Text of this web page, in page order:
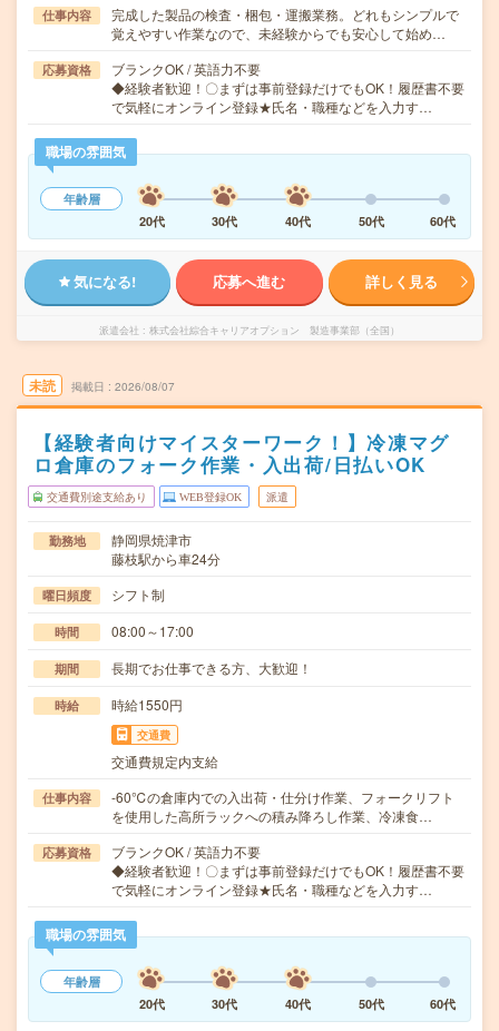
仕事内容
完成した製品の検査・梱包・運搬業務。どれもシンプルで
覚えやすい作業なので、未経験からでも安心して始め…
応募資格
ブランクOK / 英語力不要
◆経験者歓迎！〇まずは事前登録だけでもOK！履歴書不要
で気軽にオンライン登録★氏名・職種などを入力す…
職場の雰囲気
年齢層
20代
30代 40代 50代 60代
気になる! 応募へ進む 詳しく見る
派遣会社 株式会社綜合キャリアオプション 製造事業部（全国）
未読 掲載日 2026/08/07
【経験者向けマイスターワーク！】冷凍マグ
ロ倉庫のフォーク作業・入出荷/日払いOK
交通費別途支給あり WEB登録OK 派遣
勤務地
静岡県焼津市
藤枝駅から車24分
曜日頻度 シフト制
時間 08:00～17:00
期間 長期でお仕事できる方、大歓迎！
時給 時給1550円
交通費
交通費規定内支給
仕事内容
-60℃の倉庫内での入出荷・仕分け作業、フォークリフト
を使用した高所ラックへの積み降ろし作業、冷凍食…
応募資格
ブランクOK / 英語力不要
◆経験者歓迎！〇まずは事前登録だけでもOK！履歴書不要
で気軽にオンライン登録★氏名・職種などを入力す…
職場の雰囲気
年齢層
20代
30代 40代 50代 60代